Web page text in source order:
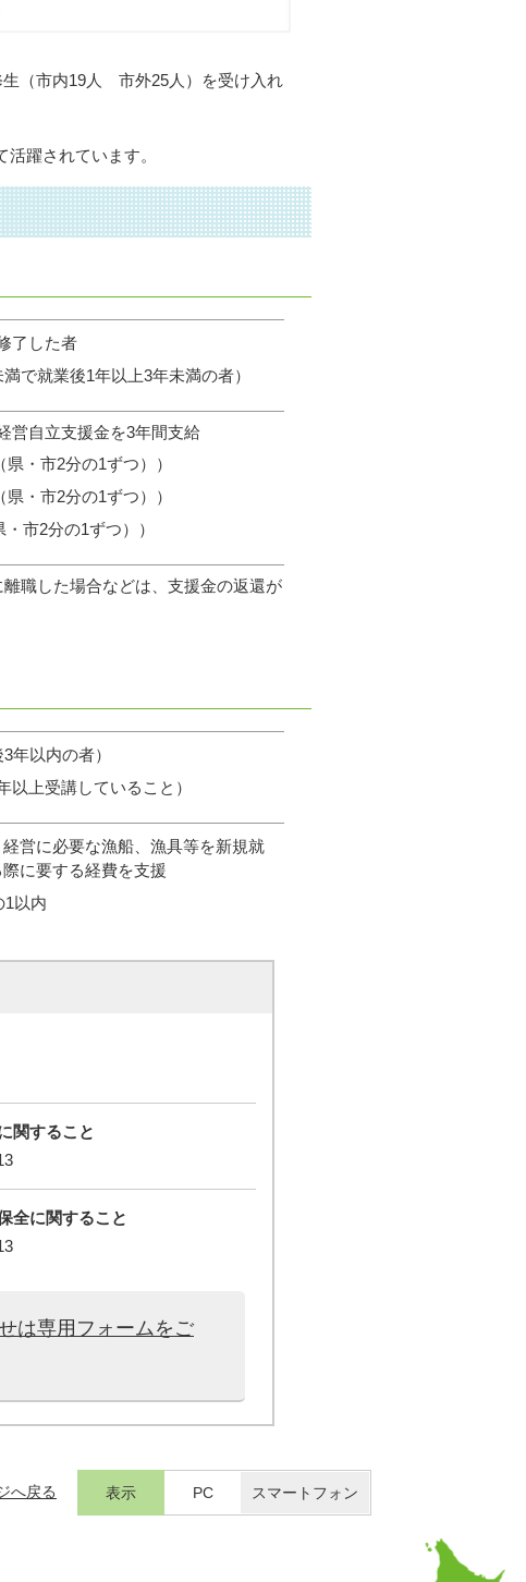
生（市内19人 市外25人）を受け入れ
躍されています。
了した者
で就業後1年以上3年未満の者）
営自立支援金を3年間支給
・市2分の1ずつ））
・市2分の1ずつ））
市2分の1ずつ））
職した場合などは、支援金の返還が
年以内の者）
上受講していること）
営に必要な漁船、漁具等を新規就
に要する経費を支援
1以内
関すること
全に関すること
は専用フォームをご
へ戻る 表示 PC スマートフォン